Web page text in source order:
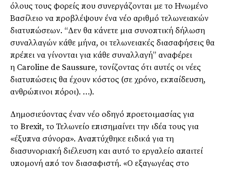
όλους τους φορείς που συνεργάζονται με το Ηνωμένο
Βασίλειο να προβλέψουν ένα νέο αριθμό τελωνειακών
διατυπώσεων. “Δεν θα κάνετε μια συνοπτική δήλωση
συναλλαγών κάθε μήνα, οι τελωνειακές διασαφήσεις θα
πρέπει να γίνονται για κάθε συναλλαγή” αναφέρει
η Caroline de Saussure, τονίζοντας ότι αυτές οι νέες
διατυπώσεις θα έχουν κόστος (σε χρόνο, εκπαίδευση,
ανθρώπινοι πόροι). …).
Δημοσιεύοντας έναν νέο οδηγό προετοιμασίας για
το Brexit, το Τελωνείο επισημαίνει την ιδέα τους για
«έξυπνα σύνορα». Αναπτύχθηκε ειδικά για τη
διασυνοριακή διέλευση και αυτό το εργαλείο απαιτεί
υπομονή από τον διασαφιστή. «Ο εξαγωγέας στο